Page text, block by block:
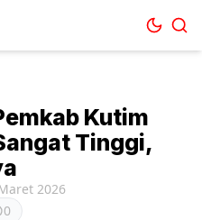
Kutim
Tinggi,
2026
0